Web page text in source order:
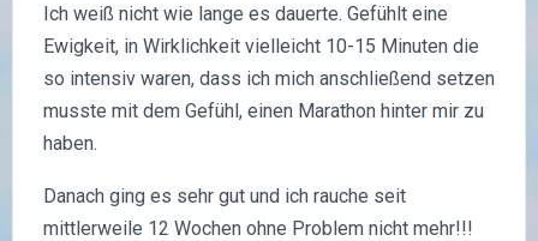
Ich weiß nicht wie lange es dauerte. Gefühlt eine
Ewigkeit, in Wirklichkeit vielleicht 10-15 Minuten die
so intensiv waren, dass ich mich anschließend setzen
musste mit dem Gefühl, einen Marathon hinter mir zu
haben.
Danach ging es sehr gut und ich rauche seit
mittlerweile 12 Wochen ohne Problem nicht mehr!!!